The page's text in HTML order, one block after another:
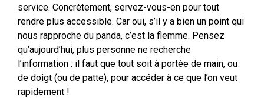
service. Concrètement, servez-vous-en pour tout
rendre plus accessible. Car oui, s’il y a bien un point qui
nous rapproche du panda, c’est la flemme. Pensez
qu’aujourd’hui, plus personne ne recherche
l’information : il faut que tout soit à portée de main, ou
de doigt (ou de patte), pour accéder à ce que l’on veut
rapidement !